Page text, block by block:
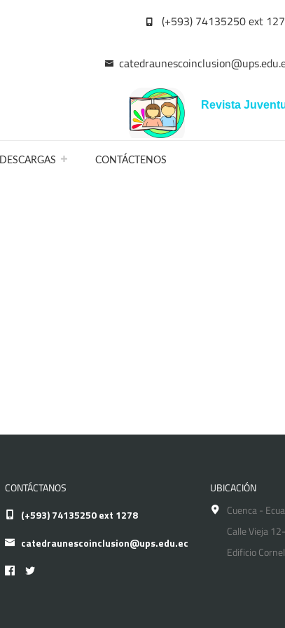
(+593) 74135250 ext
Revista
DESCARGAS CONTÁCTENOS
CONTÁCTANOS
(+593) 74135250 ext 1278
catedraunescoinclusion@ups.edu.ec
UBICACIÓN
Cuenca -
Calle Vieja
Edificio